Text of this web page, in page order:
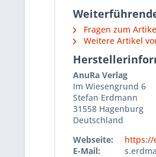
Fragen zum
Weitere Artikel
AnuRa Verlag
Im Wiesengrund 6
Stefan Erdmann
31558 Hagenburg
Deutschland
Webseite:
https://
E-Mail: